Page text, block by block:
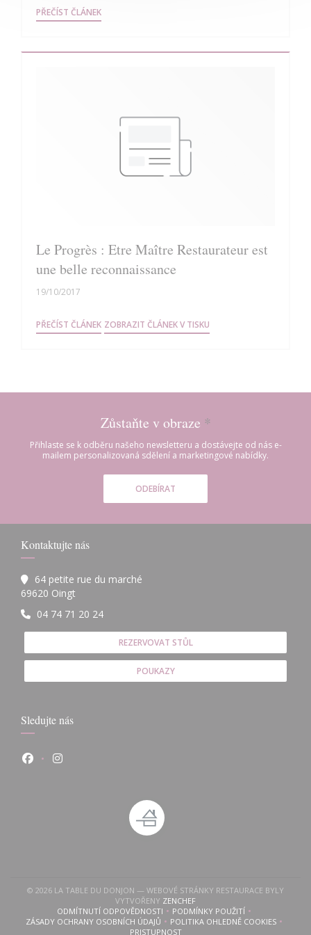
novém okně))
se v novém okně))
PŘEČÍST ČLÁNEK((OTEVŘE SE V NOVÉM OKNĚ))
Le Progrès : Etre Maître Restaurateur est
une belle reconnaissance
19/10/2017
PŘEČÍST ČLÁNEK((OTEVŘE SE V NOVÉM OKNĚ))
ZOBRAZIT ČLÁNEK V TISKU
Zůstaňte v obraze *
Přihlaste se k odběru našeho newsletteru a dostávejte od nás e-
mailem personalizovaná sdělení a marketingové nabídky.
ODEBÍRAT
Kontaktujte nás
64 petite rue du marché
69620 Oingt
04 74 71 20 24
REZERVOVAT STŮL
POUKAZY
Sledujte nás
Facebook ((otevře se v novém okně))
Instagram ((otevře se v novém okně))
© 2026 LA TABLE DU DONJON — WEBOVÉ STRÁNKY RESTAURACE BYLY
VYTVOŘENY ZENCHEF((OTEVŘE SE V NOVÉM OKNĚ))
ODMÍTNUTÍ ODPOVĚDNOSTI((OTEVŘE SE V NOVÉM OKNĚ))
PODMÍNKY POUŽITÍ((OTEVŘE SE V NOVÉM
ZÁSADY OCHRANY OSOBNÍCH ÚDAJŮ
((OTEVŘE SE V NOVÉM OKNĚ))POLITIKA OHLEDNĚ COOKIES
((OTEVŘE SE V NOVÉM
PRISTUPNOST